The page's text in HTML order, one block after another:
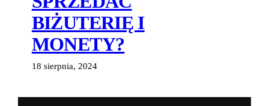
BIŻUTERIĘ I
MONETY?
18 sierpnia, 2024